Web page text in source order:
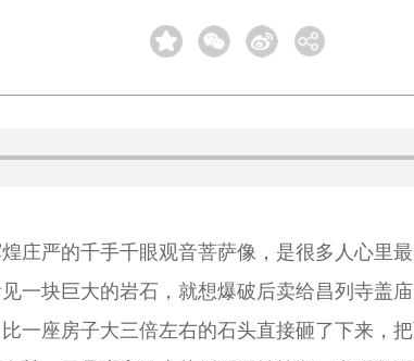
庄严的千手千眼观音菩萨像，是很多人心里
一块巨大的岩石，就想爆破后卖给昌列寺盖
座房子大三倍左右的石头直接砸了下来，